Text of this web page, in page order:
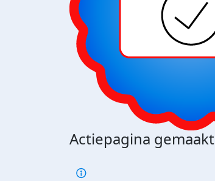
Actiepagina gemaakt